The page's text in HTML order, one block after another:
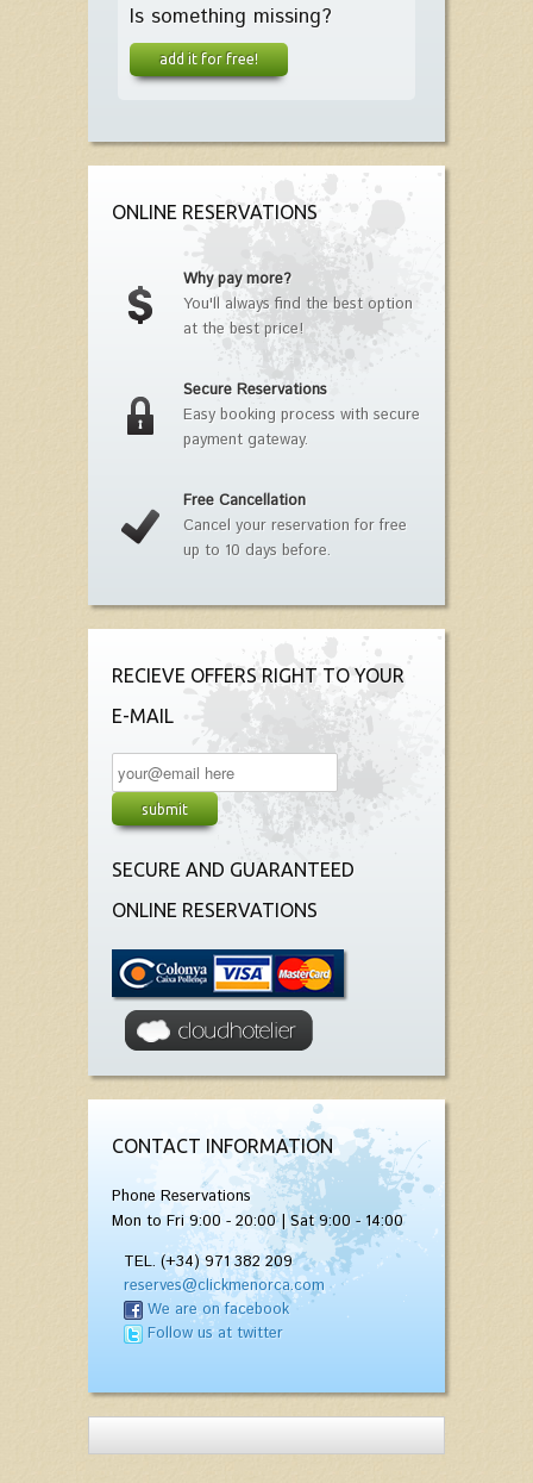
Is something missing?
add it for free!
ONLINE RESERVATIONS
Why pay more?
You'll always find the best option
at the best price!
Secure Reservations
Easy booking process with secure
payment gateway.
Free Cancellation
Cancel your reservation for free
up to 10 days before.
RECIEVE OFFERS RIGHT TO YOUR
E-MAIL
SECURE AND GUARANTEED
ONLINE RESERVATIONS
CONTACT INFORMATION
Phone Reservations
Mon to Fri 9:00 - 20:00 | Sat 9:00 - 14:00
TEL. (+34) 971 382 209
reserves@clickmenorca.com
We are on facebook
Follow us at twitter